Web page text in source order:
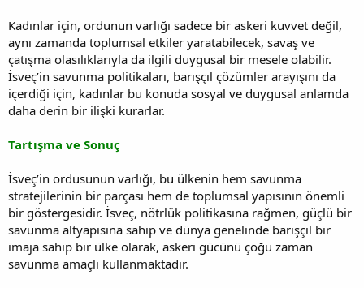
Kadınlar için, ordunun varlığı sadece bir askeri kuvvet değil,
aynı zamanda toplumsal etkiler yaratabilecek, savaş ve
çatışma olasılıklarıyla da ilgili duygusal bir mesele olabilir.
İsveç’in savunma politikaları, barışçıl çözümler arayışını da
içerdiği için, kadınlar bu konuda sosyal ve duygusal anlamda
daha derin bir ilişki kurarlar.
Tartışma ve Sonuç
İsveç’in ordusunun varlığı, bu ülkenin hem savunma
stratejilerinin bir parçası hem de toplumsal yapısının önemli
bir göstergesidir. İsveç, nötrlük politikasına rağmen, güçlü bir
savunma altyapısına sahip ve dünya genelinde barışçıl bir
imaja sahip bir ülke olarak, askeri gücünü çoğu zaman
savunma amaçlı kullanmaktadır.